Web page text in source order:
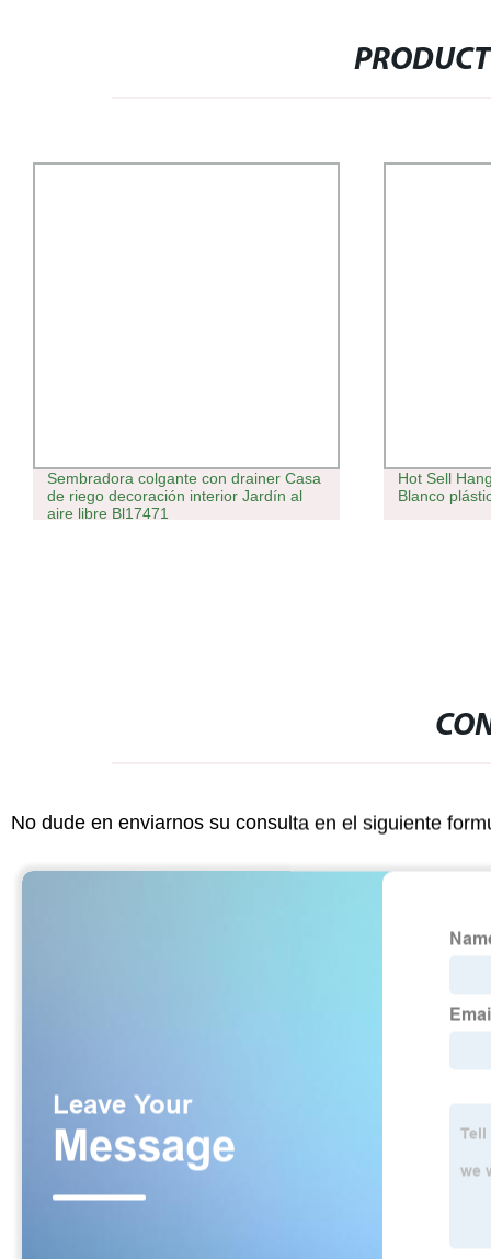
Sembradora colgante con drainer Casa
de riego decoración interior Jardín al
aire libre Bl17471
Hot Sell
Blanco
No dude en enviarnos su consulta en el siguiente